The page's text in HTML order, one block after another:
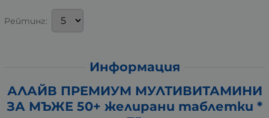
Рейтинг:
Информация
АЛАЙВ ПРЕМИУМ МУЛТИВИТАМИНИ
ЗА МЪЖЕ 50+ желирани таблетки *